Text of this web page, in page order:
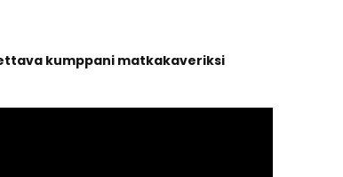
kumppani matkakaveriksi